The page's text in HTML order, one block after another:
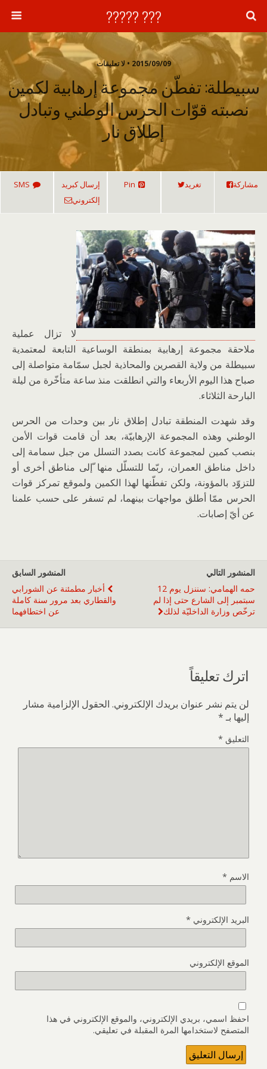
??? ?????
2015/09/09 • لا تعليقات
سبيطلة: تفطّن مجموعة إرهابية لكمين
نصبته قوّات الحرس الوطني وتبادل
إطلاق نار
مشاركة تغريد Pin
إرسال كبريد
إلكتروني
SMS
لا تزال عملية
ملاحقة مجموعة إرهابية بمنطقة الوساعية التابعة لمعتمدية
سبيطلة من ولاية القصرين والمحاذية لجبل سمّامة متواصلة إلى
صباح هذا اليوم الأربعاء والتي انطلقت منذ ساعة متأخّرة من ليلة
البارحة الثلاثاء.
وقد شهدت المنطقة تبادل إطلاق نار بين وحدات من الحرس
الوطني وهذه المجموعة الإرهابيّة، بعد أن قامت قوات الأمن
بنصب كمين لمجموعة كانت بصدد التسلل من جبل سمامة إلى
داخل مناطق العمران، ربّما للتسلّل منها ّإلى مناطق أخرى أو
للتزوّد بالمؤونة، ولكن تفطّنها لهذا الكمين ولموقع تمركز قوات
الحرس ممّا أطلق مواجهات بينهما، لم تسفر على حسب علمنا
عن أيّ إصابات.
المنشور السابق
أخبار مطمئنة عن الشورابي
والقطاري بعد مرور سنة كاملة
عن اختطافهما
المنشور التالي
حمه الهمامي: سننزل يوم 12
سبتمبر إلى الشارع حتى إذا لم
ترخّص وزارة الداخليّة لذلك
اترك تعليقاً
لن يتم نشر عنوان بريدك الإلكتروني. الحقول الإلزامية مشار
إليها بـ*
التعليق *
الاسم *
البريد الإلكتروني *
الموقع الإلكتروني
احفظ اسمي، بريدي الإلكتروني، والموقع الإلكتروني في هذا
المتصفح لاستخدامها المرة المقبلة في تعليقي.